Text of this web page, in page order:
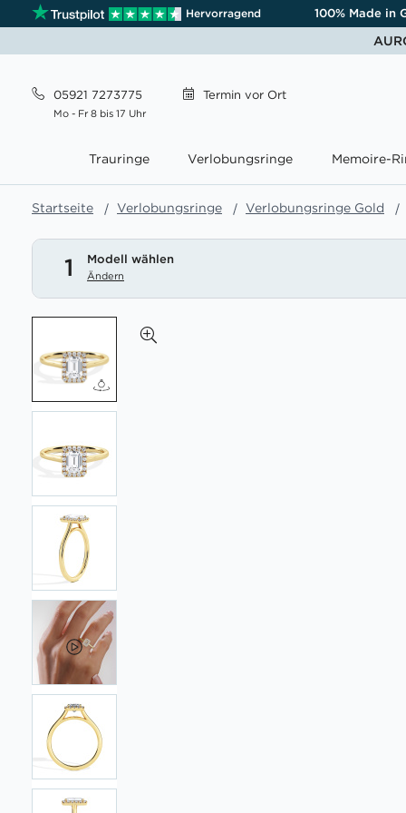
Hervorragend 100% Made in
05921 7273775
Mo - Fr 8 bis 17 Uhr
Termin vor Ort
Trauringe Verlobungsringe Memoire-
Startseite Verlobungsringe Verlobungsringe Gold
1 Modell wählen
Ändern
der
Bildgalerie
springen